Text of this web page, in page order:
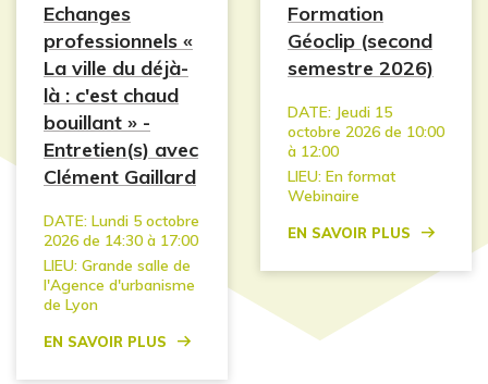
Echanges
professionnels «
La ville du déjà-
là : c'est chaud
bouillant » -
Entretien(s) avec
Clément Gaillard
DATE: Lundi 5 octobre
2026 de 14:30 à 17:00
LIEU: Grande salle de
l'Agence d'urbanisme
de Lyon
En savoir plus
Formation
Géoclip (second
semestre 2026)
DATE: Jeudi 15
octobre 2026 de 10:00
à 12:00
LIEU: En format
Webinaire
En savoir plus